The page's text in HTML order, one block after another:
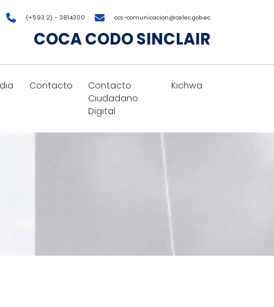
(+593 2) - 3814300 ccs-comunicacion@celec.gob.ec
COCA CODO SINCLAIR
Contacto
Contacto
Ciudadano
Digital
Kichwa